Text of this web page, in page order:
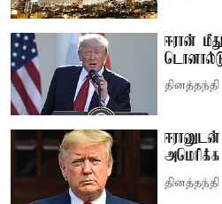
ஈரான்
தினத்தந்தி
அமெரிக்க
தினத்தந்தி